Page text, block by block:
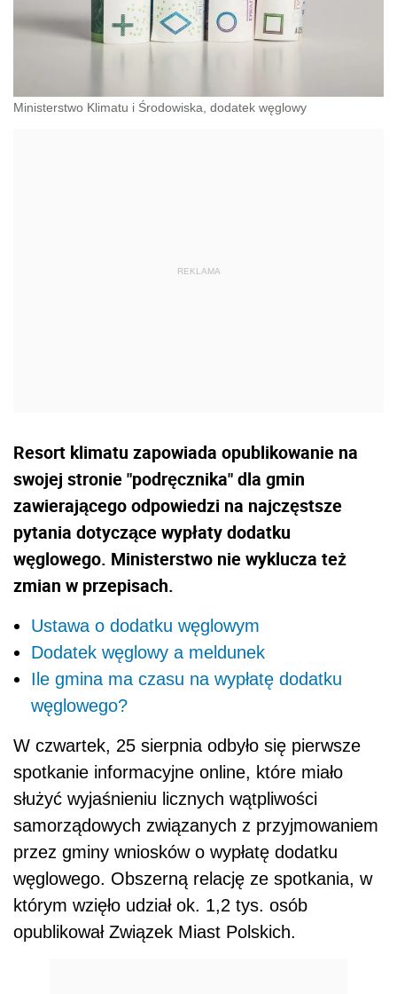
Ministerstwo Klimatu i Środowiska, dodatek węglowy
Resort klimatu zapowiada opublikowanie na
swojej stronie "podręcznika" dla gmin
zawierającego odpowiedzi na najczęstsze
pytania dotyczące wypłaty dodatku
węglowego. Ministerstwo nie wyklucza też
zmian w przepisach.
Ustawa o dodatku węglowym
Dodatek węglowy a meldunek
Ile gmina ma czasu na wypłatę dodatku
węglowego?
W czwartek, 25 sierpnia odbyło się pierwsze
spotkanie informacyjne online, które miało
służyć wyjaśnieniu licznych wątpliwości
samorządowych związanych z przyjmowaniem
przez gminy wniosków o wypłatę dodatku
węglowego. Obszerną relację ze spotkania, w
którym wzięło udział ok. 1,2 tys. osób
opublikował Związek Miast Polskich.